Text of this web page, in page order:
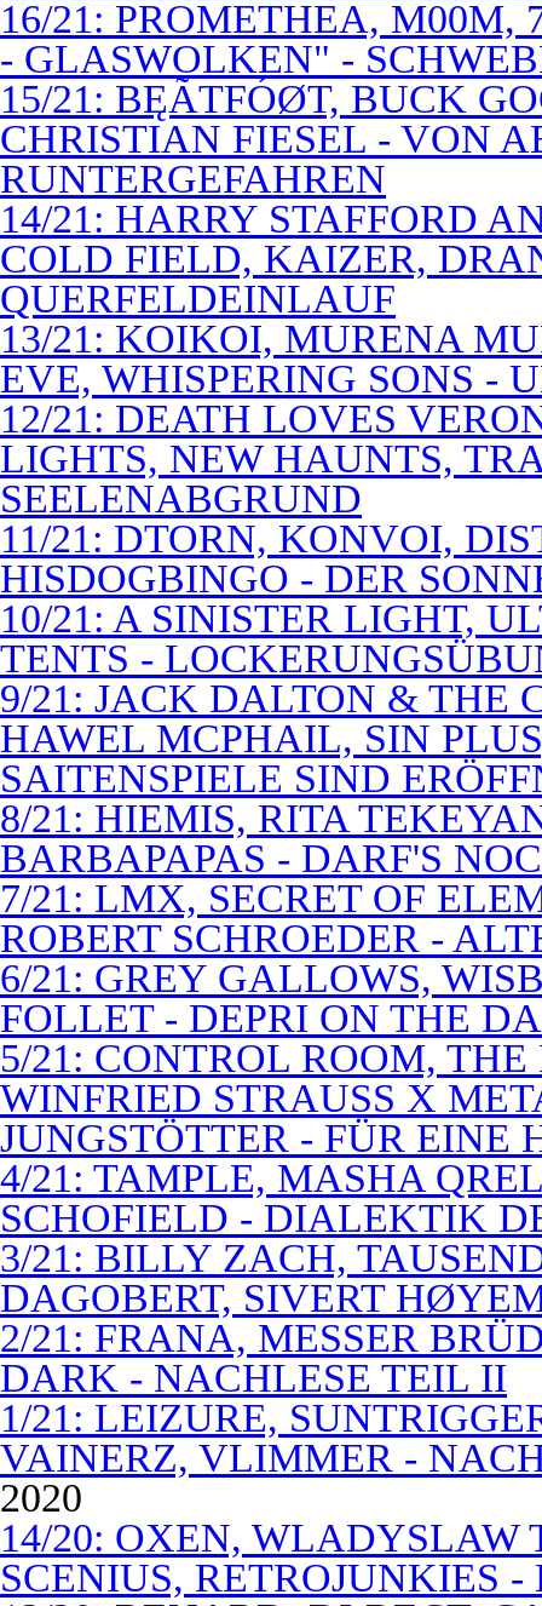
16/21: PROMETHEA, M00M,
- GLASWOLKEN" -
15/21: BĘÃTFÓØT, BUCK
CHRISTIAN FIESEL - VON
RUNTERGEFAHREN
14/21: HARRY STAFFORD
COLD FIELD, KAIZER,
QUERFELDEINLAUF
13/21: KOIKOI, MURENA
EVE, WHISPERING SONS -
12/21: DEATH LOVES
LIGHTS, NEW HAUNTS,
SEELENABGRUND
11/21: DTORN, KONVOI,
HISDOGBINGO - DER
10/21: A SINISTER LIGHT,
TENTS -
9/21: JACK DALTON & THE
HAWEL MCPHAIL, SIN
SAITENSPIELE SIND
8/21: HIEMIS, RITA
BARBAPAPAS - DARF'S
7/21: LMX, SECRET OF
ROBERT SCHROEDER -
6/21: GREY GALLOWS,
FOLLET - DEPRI ON THE
5/21: CONTROL ROOM,
WINFRIED STRAUSS X
JUNGSTÖTTER - FÜR EINE
4/21: TAMPLE, MASHA
SCHOFIELD - DIALEKTIK
3/21: BILLY ZACH,
DAGOBERT, SIVERT
2/21: FRANA, MESSER
DARK - NACHLESE TEIL II
1/21: LEIZURE,
VAINERZ, VLIMMER -
2020
14/20: OXEN, WLADYSLAW
SCENIUS, RETROJUNKIES